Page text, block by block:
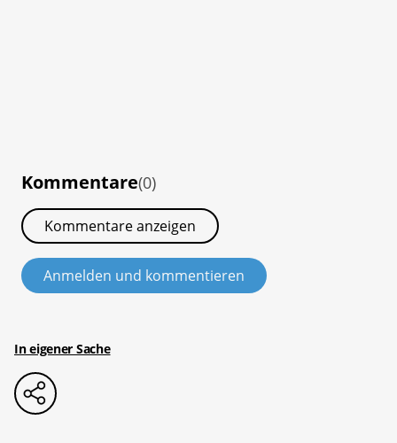
Kommentare(0)
Kommentare anzeigen
Anmelden und kommentieren
In eigener Sache